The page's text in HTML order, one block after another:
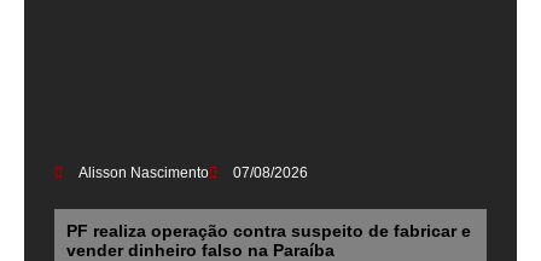
Alisson Nascimento 07/08/2026
PF realiza operação contra suspeito de fabricar e
vender dinheiro falso na Paraíba